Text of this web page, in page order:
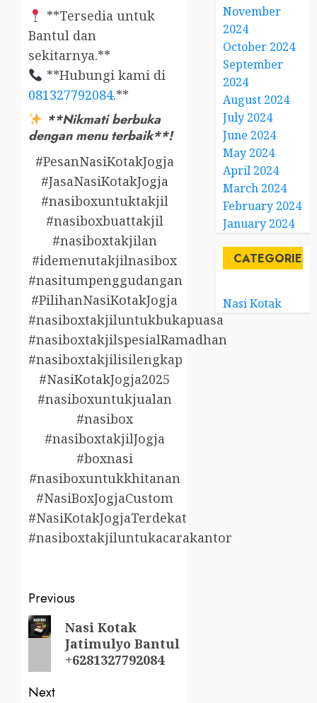
**Tersedia untuk
Bantul dan
sekitarnya.**
**Hubungi kami di
081327792084.**
**Nikmati berbuka
dengan menu terbaik**!
#PesanNasiKotakJogja
#JasaNasiKotakJogja
#nasiboxuntuktakjil
#nasiboxbuattakjil
#nasiboxtakjilan
#idemenutakjilnasibox
#nasitumpenggudangan
#PilihanNasiKotakJogja
#nasiboxtakjiluntukbukapuasa
#nasiboxtakjilspesialRamadhan
#nasiboxtakjilisilengkap
#NasiKotakJogja2025
#nasiboxuntukjualan
#nasibox
#nasiboxtakjilJogja
#boxnasi
#nasiboxuntukkhitanan
#NasiBoxJogjaCustom
#NasiKotakJogjaTerdekat
#nasiboxtakjiluntukacarakantor
Post
navigation
Previous
PreviousNasi Kotak
Jatimulyo Bantul
+6281327792084
Next
November
2024
October 2024
September
2024
August 2024
July 2024
June 2024
May 2024
April 2024
March 2024
February 2024
January 2024
CATEGORIES
Nasi Kotak